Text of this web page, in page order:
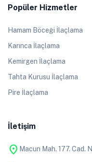
Popüler Hizmetler
Hamam Böceği İlaçlama
Karınca İlaçlama
Kemirgen İlaçlama
Tahta Kurusu İlaçlama
Pire İlaçlama
İletişim
location_on Macun Mah. 177. Cad.